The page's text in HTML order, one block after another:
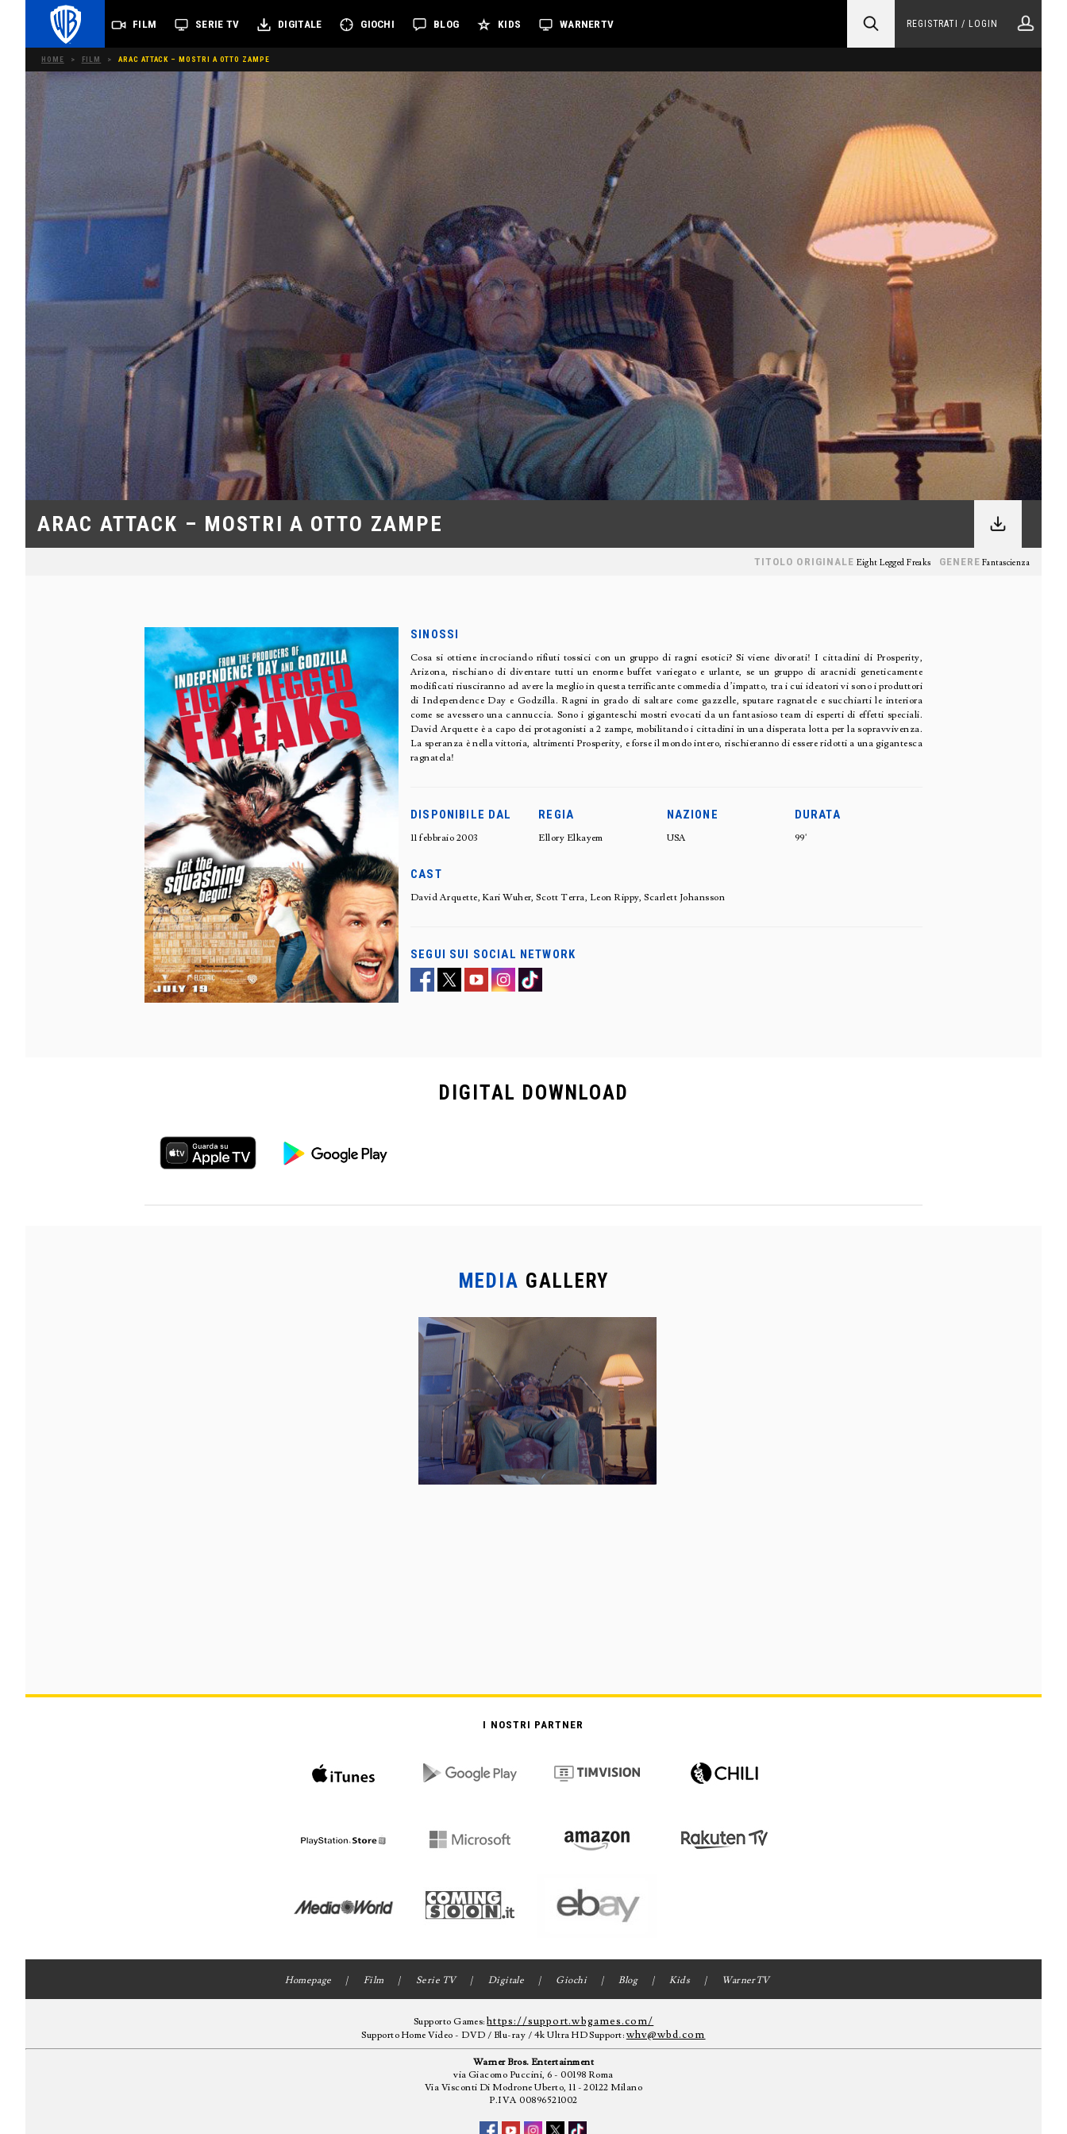
FILM SERIE TV DIGITALE GIOCHI BLOG KIDS WARNERTV REGISTRATI / LOGIN
HOME > FILM > ARAC ATTACK – MOSTRI A OTTO ZAMPE
ARAC ATTACK – MOSTRI A OTTO ZAMPE
GENERE Fantascienza
TITOLO ORIGINALE Eight Legged Freaks
SINOSSI
Cosa si ottiene incrociando rifiuti tossici con un gruppo di ragni esotici? Si viene divorati! I cittadini di Prosperity,
Arizona, rischiano di diventare tutti un enorme buffet variegato e urlante, se un gruppo di aracnidi geneticamente
modificati riusciranno ad avere la meglio in questa terrificante commedia d’impatto, tra i cui ideatori vi sono i produttori
di Independence Day e Godzilla. Ragni in grado di saltare come gazzelle, sputare ragnatele e succhiarti le interiora
come se avessero una cannuccia. Sono i giganteschi mostri evocati da un fantasioso team di esperti di effetti speciali.
David Arquette è a capo dei protagonisti a 2 zampe, mobilitando i cittadini in una disperata lotta per la sopravvivenza.
La speranza è nella vittoria, altrimenti Prosperity, e forse il mondo intero, rischieranno di essere ridotti a una gigantesca
ragnatela!
DISPONIBILE DAL
11 febbraio 2003
REGIA
Ellory Elkayem
NAZIONE
USA
DURATA
99'
CAST
David Arquette, Kari Wuher, Scott Terra, Leon Rippy, Scarlett Johansson
SEGUI SUI SOCIAL NETWORK
DIGITAL DOWNLOAD
MEDIA GALLERY
I NOSTRI PARTNER
Homepage Film Serie TV Digitale Giochi Blog Kids WarnerTV
Supporto Games:https://support.wbgames.com/
Supporto Home Video - DVD / Blu-ray / 4k Ultra HD Support:whv@wbd.com
Warner Bros. Entertainment
via Giacomo Puccini, 6 - 00198 Roma
Via Visconti Di Modrone Uberto, 11 - 20122 Milano
P.IVA 00896521002